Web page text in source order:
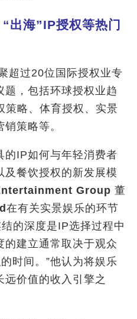
“出海”IP授权等热门
超过20位国际授权业专
题，包括环球授权业趋
策略、体育授权、实景
策略等。
的IP如何与年轻消费者
及餐饮授权的新发展模
Group 董
在有关实景娱乐的环节
的深度是IP选择过程中
的建立通常取决于观众
时间。”他认为将娱乐
远价值的收入引擎之